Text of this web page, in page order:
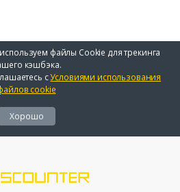
файлы Cookie для трекинга
кэшбэка.
сУсловиями использования
cookie
Хорошо